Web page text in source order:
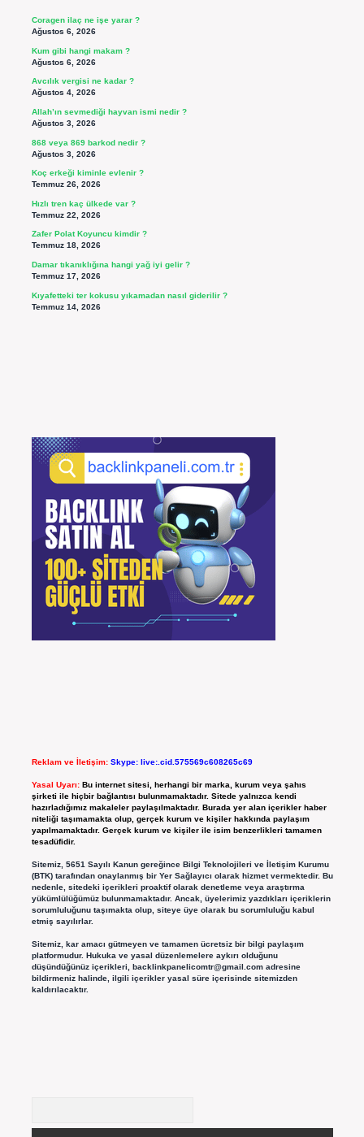
Coragen ilaç ne işe yarar ?
Ağustos 6, 2026
Kum gibi hangi makam ?
Ağustos 6, 2026
Avcılık vergisi ne kadar ?
Ağustos 4, 2026
Allah’ın sevmediği hayvan ismi nedir ?
Ağustos 3, 2026
868 veya 869 barkod nedir ?
Ağustos 3, 2026
Koç erkeği kiminle evlenir ?
Temmuz 26, 2026
Hızlı tren kaç ülkede var ?
Temmuz 22, 2026
Zafer Polat Koyuncu kimdir ?
Temmuz 18, 2026
Damar tıkanıklığına hangi yağ iyi gelir ?
Temmuz 17, 2026
Kıyafetteki ter kokusu yıkamadan nasıl giderilir ?
Temmuz 14, 2026
Reklam ve İletişim: Skype: live:.cid.575569c608265c69
Yasal Uyarı: Bu internet sitesi, herhangi bir marka, kurum veya şahıs
şirketi ile hiçbir bağlantısı bulunmamaktadır. Sitede yalnızca kendi
hazırladığımız makaleler paylaşılmaktadır. Burada yer alan içerikler haber
niteliği taşımamakta olup, gerçek kurum ve kişiler hakkında paylaşım
yapılmamaktadır. Gerçek kurum ve kişiler ile isim benzerlikleri tamamen
tesadüfidir.
Sitemiz, 5651 Sayılı Kanun gereğince Bilgi Teknolojileri ve İletişim Kurumu
(BTK) tarafından onaylanmış bir Yer Sağlayıcı olarak hizmet vermektedir. Bu
nedenle, sitedeki içerikleri proaktif olarak denetleme veya araştırma
yükümlülüğümüz bulunmamaktadır. Ancak, üyelerimiz yazdıkları içeriklerin
sorumluluğunu taşımakta olup, siteye üye olarak bu sorumluluğu kabul
etmiş sayılırlar.
Sitemiz, kar amacı gütmeyen ve tamamen ücretsiz bir bilgi paylaşım
platformudur. Hukuka ve yasal düzenlemelere aykırı olduğunu
düşündüğünüz içerikleri, backlinkpanelicomtr@gmail.comadresine
bildirmeniz halinde, ilgili içerikler yasal süre içerisinde sitemizden
kaldırılacaktır.